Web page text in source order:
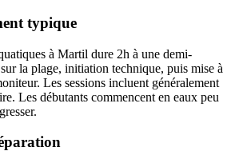
typique
à Martil dure 2h à une demi-
la plage, initiation technique, puis mise à
Les sessions incluent généralement
Les débutants commencent en eaux peu